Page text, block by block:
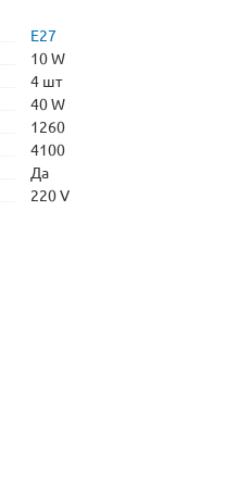
E27
10 W
4 шт
40 W
1260
4100
Да
220 V